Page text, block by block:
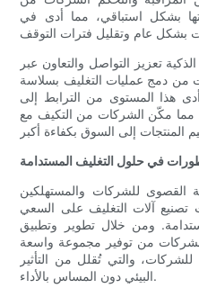
بشكل استباقي، مما أدى في
تعزيز التواصل والتعاون عبر
من دمج عمليات التغليف بسلاسة
أدى هذا المستوى من الترابط إلى
مما مكّن الشركات من التكيف مع
في حلول التغليف المستدامة
القصوى للشركات والمستهلكين
آلات التغليف على السعي
ومن خلال تطوير وتطبيق
من توفير مجموعة واسعة
والتي تُقلل من التأثير
البيئي دون المساس بالأداء.